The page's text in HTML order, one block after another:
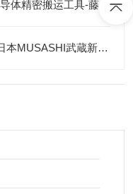
我司''藤田光学''销售系列产品成为日本MUSASHI武蔵新的代理店